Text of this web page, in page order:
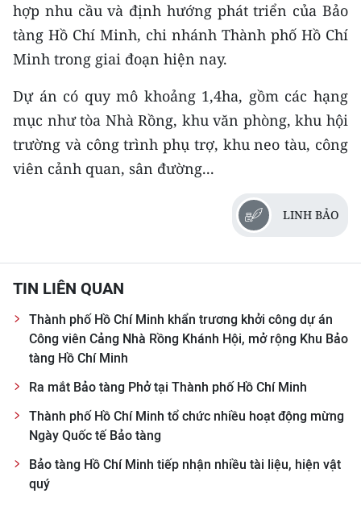
TIN MỚI
TIN ĐỊA PHƯƠNG
Trung du và miền núi phía Bắc
Đồng bằng sông Hồng
Bắc Trung Bộ
Đông Nam Bộ
Đồng bằng sông Cửu Long
Chuyên trang Hà Nội
Chuyên trang TP. Hồ Chí Minh
CÁC CHUYÊN TRANG
VỀ BÁO NHÂN DÂN
hợp nhu cầu và định hướng phát triển của Bảo
tàng Hồ Chí Minh, chi nhánh Thành phố Hồ Chí
Minh trong giai đoạn hiện nay.
Dự án có quy mô khoảng 1,4ha, gồm các hạng
mục như tòa Nhà Rồng, khu văn phòng, khu hội
trường và công trình phụ trợ, khu neo tàu, công
viên cảnh quan, sân đường...
LINH BẢO
TIN LIÊN QUAN
Thành phố Hồ Chí Minh khẩn trương khởi công dự án
Công viên Cảng Nhà Rồng Khánh Hội, mở rộng Khu Bảo
tàng Hồ Chí Minh
Ra mắt Bảo tàng Phở tại Thành phố Hồ Chí Minh
Thành phố Hồ Chí Minh tổ chức nhiều hoạt động mừng
Ngày Quốc tế Bảo tàng
Bảo tàng Hồ Chí Minh tiếp nhận nhiều tài liệu, hiện vật
quý